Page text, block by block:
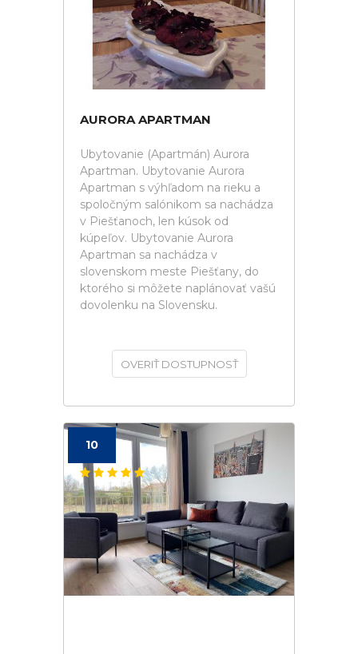
AURORA APARTMAN
Ubytovanie (Apartmán) Aurora
Apartman. Ubytovanie Aurora
Apartman s výhľadom na rieku a
spoločným salónikom sa nachádza
v Piešťanoch, len kúsok od
kúpeľov. Ubytovanie Aurora
Apartman sa nachádza v
slovenskom meste Piešťany, do
ktorého si môžete naplánovať vašú
dovolenku na Slovensku.
OVERIŤ DOSTUPNOSŤ
10